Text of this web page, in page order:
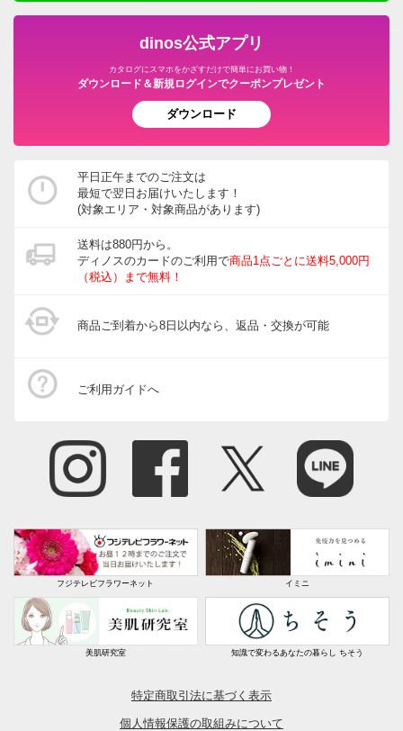
dinos公式アプリ
カタログにスマホをかざすだけで簡単にお買い物！
ダウンロード＆新規ログインでクーポンプレゼント
ダウンロード
平日正午までのご注文は
最短で翌日お届けいたします！
(対象エリア・対象商品があります)
送料は880円から。
ディノスのカードのご利用で商品1点ごとに送料5,000円
（税込）まで無料！
商品ご到着から8日以内なら、返品・交換が可能
ご利用ガイドへ
フジテレビフラワーネット イミニ
美肌研究室 知識で変わるあなたの暮らし ちそう
特定商取引法に基づく表示
個人情報保護の取組みについて